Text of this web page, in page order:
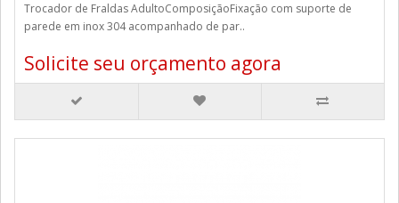
Trocador de Fraldas AdultoComposiçãoFixação com suporte de
parede em inox 304 acompanhado de par..
Solicite seu orçamento agora